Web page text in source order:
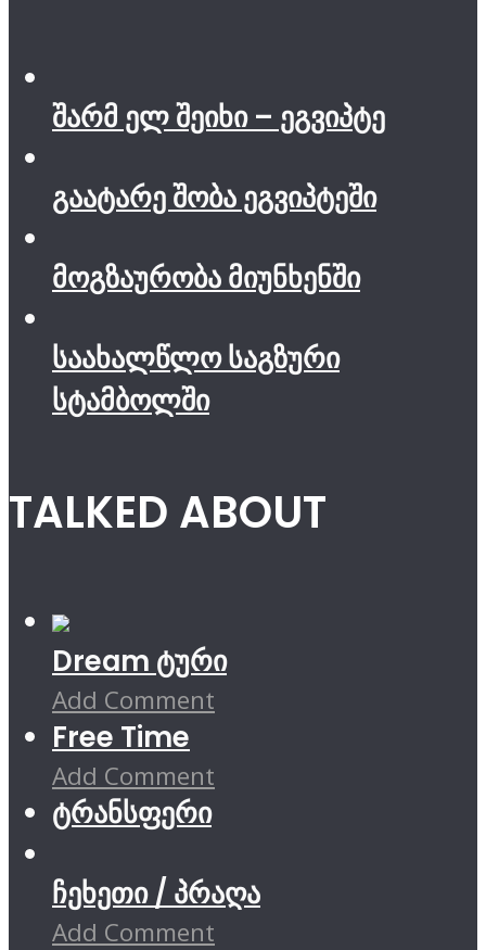
შარმ ელ შეიხი – ეგვიპტე
გაატარე შობა ეგვიპტეში
მოგზაურობა მიუნხენში
საახალწლო საგზური
სტამბოლში
TALKED ABOUT
Dream ტური
Add Comment
Free Time
Add Comment
ტრანსფერი
ჩეხეთი / პრაღა
Add Comment